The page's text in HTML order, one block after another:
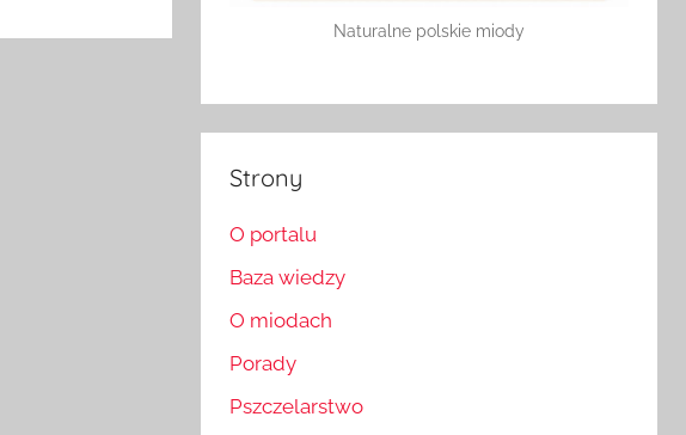
Naturalne polskie miody
Strony
O portalu
Baza wiedzy
O miodach
Porady
Pszczelarstwo